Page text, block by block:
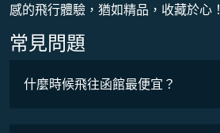
感的飛行體驗，猶如精品，收藏於心！
常見問題
什麼時候飛往函館最便宜？